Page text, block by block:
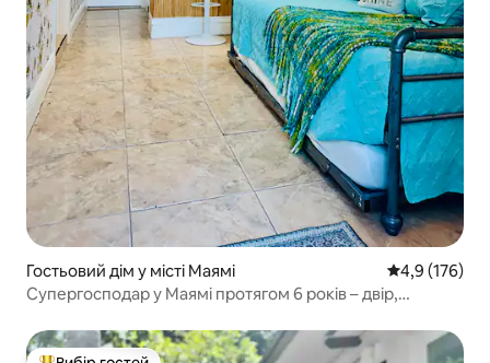
Гостьовий дім у місті Маямі Середня
4,9 (176)
Супергосподар у Маямі протягом 6 років – двір,